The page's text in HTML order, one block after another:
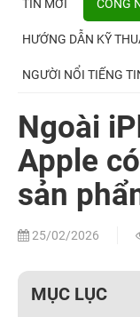
TIN MỚI CÔNG
HƯỚNG DẪN KỸ
NGƯỜI NỔI TIẾNG
Ngoài
Apple
sản
25/02/2026
MỤC LỤC